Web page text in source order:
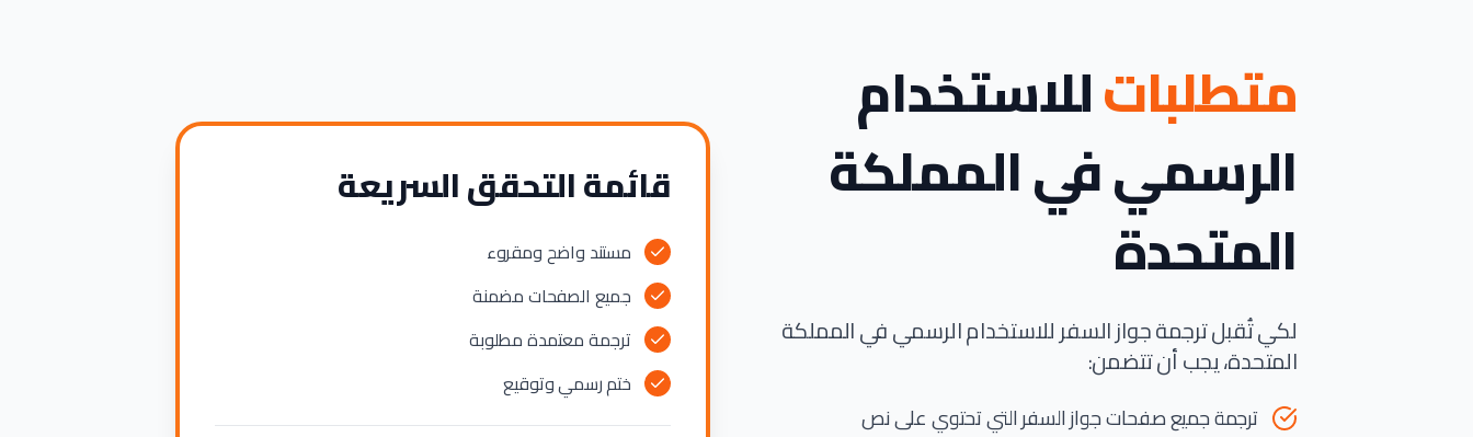
متطلباتللاستخدام
الرسمي في المملكة
المتحدة
لكي تُقبل ترجمة جواز السفر للاستخدام الرسمي في المملكة
المتحدة، يجب أن تتضمن:
ترجمة جميع صفحات جواز السفر التي تحتوي على نص
قائمة التحقق السريعة
مستند واضح ومقروء
جميع الصفحات مضمنة
ترجمة معتمدة مطلوبة
ختم رسمي وتوقيع